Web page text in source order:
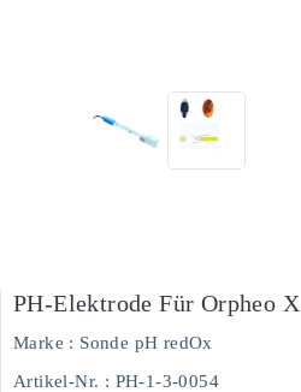
PH-Elektrode Für Orpheo X
Marke : Sonde pH redOx
Artikel-Nr. : PH-1-3-0054